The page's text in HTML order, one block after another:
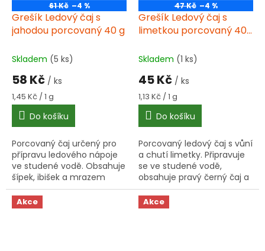
61 Kč –4 %
Grešík Ledový čaj s
jahodou porcovaný 40 g
Skladem (5 ks)
58 Kč / ks
Měrná
cena:
1,45 Kč / 1 g
Do košíku
Porcovaný čaj určený pro
přípravu ledového nápoje
ve studené vodě. Obsahuje
šípek, ibišek a mrazem
sušené jahody s přírodním
jahodovým aromatem.
47 Kč –4 %
Grešík Ledový čaj s
limetkou porcovaný 40
Skladem (1 ks)
45 Kč / ks
Měrná
cena:
1,13 Kč / 1 g
Do košíku
Porcovaný ledový čaj s vůní
a chutí limetky. Připravuje
se ve studené vodě,
obsahuje pravý černý čaj a
přírodní aroma s
limetkovou kůrou.
Akce Akce